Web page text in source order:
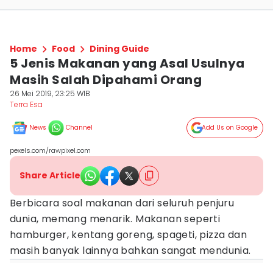
Home Food Dining Guide
5 Jenis Makanan yang Asal Usulnya
Masih Salah Dipahami Orang
26 Mei 2019, 23:25 WIB
Terra Esa
News Channel Add Us on Google
pexels.com/rawpixel.com
Share Article
Berbicara soal makanan dari seluruh penjuru
dunia, memang menarik. Makanan seperti
hamburger, kentang goreng, spageti, pizza dan
masih banyak lainnya bahkan sangat mendunia.